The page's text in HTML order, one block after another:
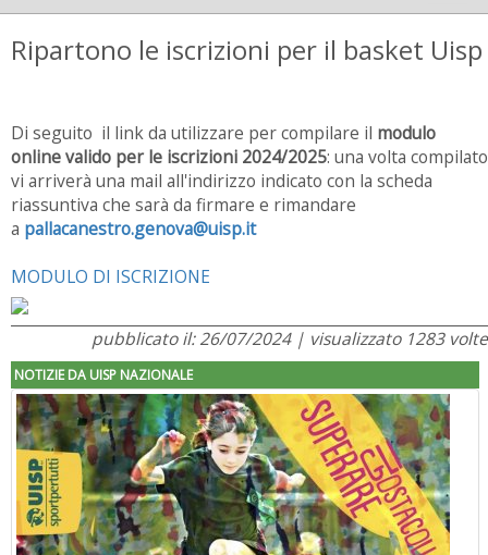
Ripartono le iscrizioni per il basket Uisp
Di seguito il link da utilizzare per compilare il modulo
online valido per le iscrizioni 2024/2025: una volta compilato
vi arriverà una mail all'indirizzo indicato con la scheda
riassuntiva che sarà da firmare e rimandare
a pallacanestro.genova@uisp.it
MODULO DI ISCRIZIONE
pubblicato il: 26/07/2024 | visualizzato 1283 volte
NOTIZIE DA UISP NAZIONALE